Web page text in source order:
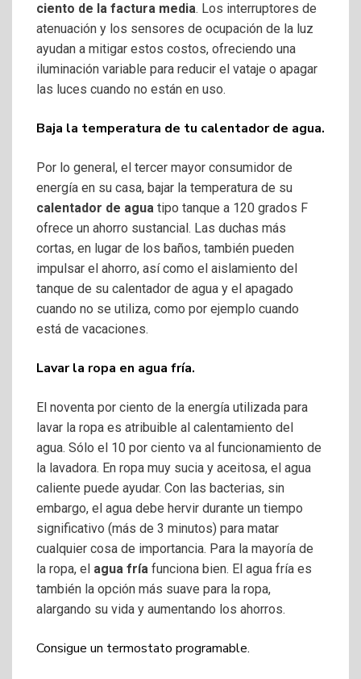
ciento de la factura media. Los interruptores de
atenuación y los sensores de ocupación de la luz
ayudan a mitigar estos costos, ofreciendo una
iluminación variable para reducir el vataje o apagar
las luces cuando no están en uso.
Baja la temperatura de tu calentador de agua.
Por lo general, el tercer mayor consumidor de
energía en su casa, bajar la temperatura de su
calentador de agua tipo tanque a 120 grados F
ofrece un ahorro sustancial. Las duchas más
cortas, en lugar de los baños, también pueden
impulsar el ahorro, así como el aislamiento del
tanque de su calentador de agua y el apagado
cuando no se utiliza, como por ejemplo cuando
está de vacaciones.
Lavar la ropa en agua fría.
El noventa por ciento de la energía utilizada para
lavar la ropa es atribuible al calentamiento del
agua. Sólo el 10 por ciento va al funcionamiento de
la lavadora. En ropa muy sucia y aceitosa, el agua
caliente puede ayudar. Con las bacterias, sin
embargo, el agua debe hervir durante un tiempo
significativo (más de 3 minutos) para matar
cualquier cosa de importancia. Para la mayoría de
la ropa, el agua fría funciona bien. El agua fría es
también la opción más suave para la ropa,
alargando su vida y aumentando los ahorros.
Consigue un termostato programable.